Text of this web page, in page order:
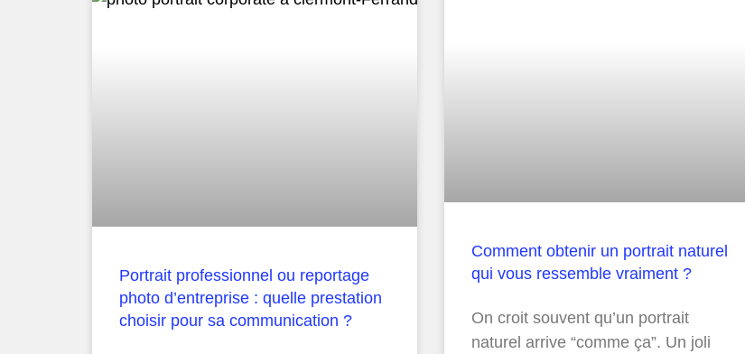
Portrait professionnel ou reportage
photo d’entreprise : quelle prestation
choisir pour sa communication ?
Comment obtenir un portrait naturel
qui vous ressemble vraiment ?
On croit souvent qu’un portrait
naturel arrive “comme ça”. Un joli